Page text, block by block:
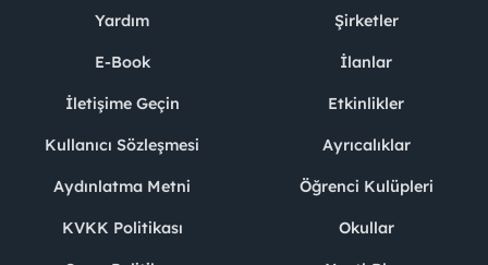
Yardım
E-Book
İletişime Geçin
Kullanıcı Sözleşmesi
Aydınlatma Metni
KVKK Politikası
Şirketler
İlanlar
Etkinlikler
Ayrıcalıklar
Öğrenci Kulüpleri
Okullar